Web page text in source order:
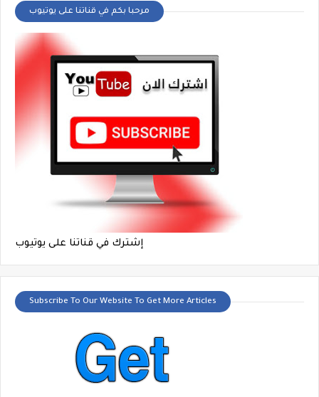
مرحبا بكم في قناتنا على يوتيوب
إشترك في قناتنا على يوتيوب
Subscribe To Our Website To Get More Articles